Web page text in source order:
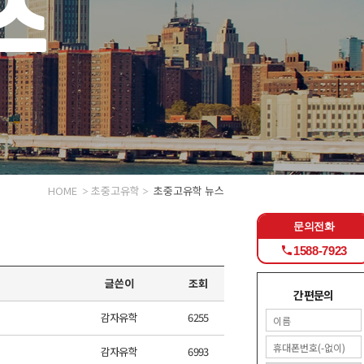
문의전화
1588-7923
간편문의
HOME 초중고유학 초중고유학 뉴스
글쓴이 조회
감자유학 6255
감자유학 6993